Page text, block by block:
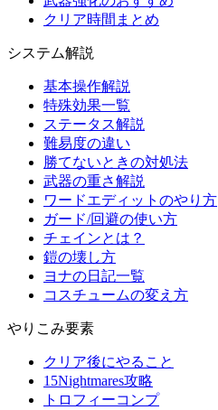
クリア時間まとめ
システム解説
基本操作解説
特殊効果一覧
ステータス解説
難易度の違い
勝てないときの対処法
武器の重さ解説
ワードエディットのやり方
ガード/回避の使い方
チェインとは？
鎧の壊し方
ヨナの日記一覧
コスチュームの変え方
やりこみ要素
クリア後にやること
15Nightmares攻略
トロフィーコンプ